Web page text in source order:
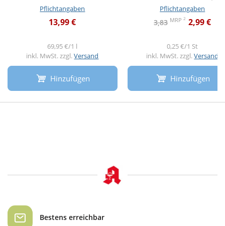
Pflichtangaben
13,99 €
69,95 €/1 l
inkl. MwSt. zzgl.Versand
Hinzufügen
Pflichtangaben
3,83 MRP2 2,99 €
0,25 €/1 St
inkl. MwSt. zzgl.Versand
Hinzufügen
Bestens erreichbar